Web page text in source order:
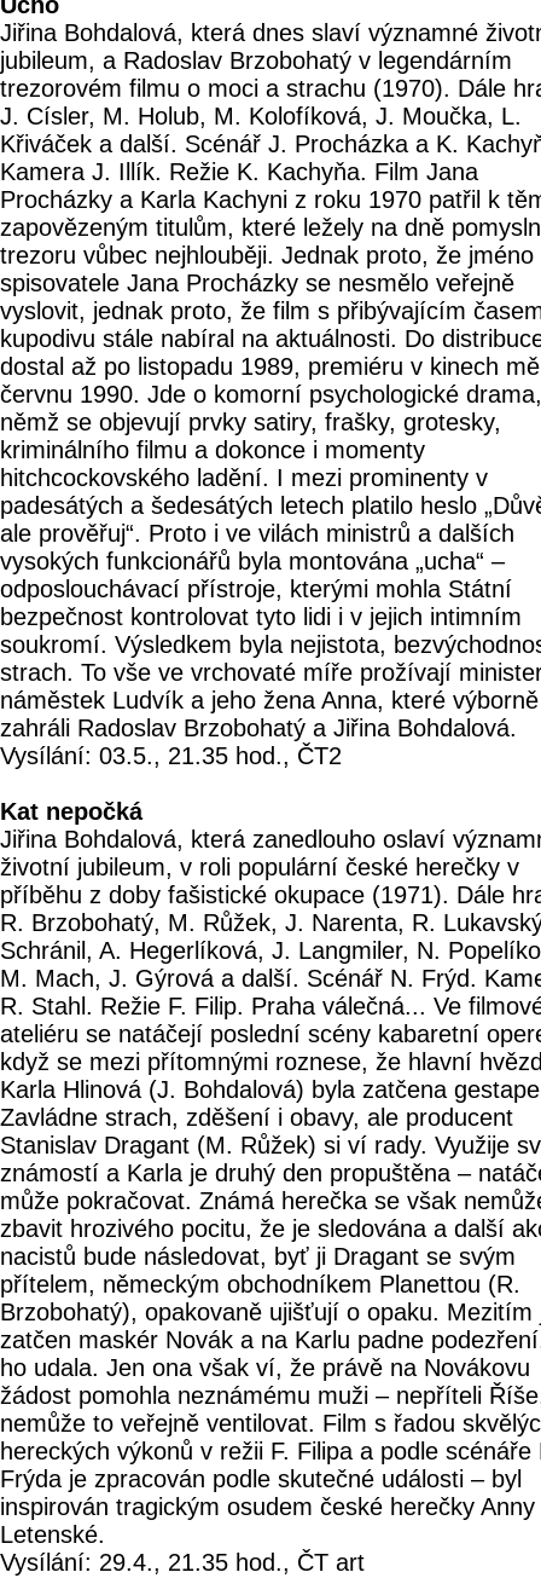
Jiřina Bohdalová, která dnes slaví významné
jubileum, a Radoslav Brzobohatý v legendárním
trezorovém filmu o moci a strachu (1970). Dále
J. Císler, M. Holub, M. Kolofíková, J. Moučka, L.
Křiváček a další. Scénář J. Procházka a K.
Kamera J. Illík. Režie K. Kachyňa. Film Jana
Procházky a Karla Kachyni z roku 1970 patřil k
zapovězeným titulům, které ležely na dně
trezoru vůbec nejhlouběji. Jednak proto, že jméno
spisovatele Jana Procházky se nesmělo veřejně
vyslovit, jednak proto, že film s přibývajícím
kupodivu stále nabíral na aktuálnosti. Do
dostal až po listopadu 1989, premiéru v kinech
červnu 1990. Jde o komorní psychologické
němž se objevují prvky satiry, frašky, grotesky,
kriminálního filmu a dokonce i momenty
hitchcockovského ladění. I mezi prominenty v
padesátých a šedesátých letech platilo heslo
ale prověřuj“. Proto i ve vilách ministrů a dalších
vysokých funkcionářů byla montována „ucha“ –
odposlouchávací přístroje, kterými mohla Státní
bezpečnost kontrolovat tyto lidi i v jejich intimním
soukromí. Výsledkem byla nejistota,
strach. To vše ve vrchovaté míře prožívají
náměstek Ludvík a jeho žena Anna, které výborně
zahráli Radoslav Brzobohatý a Jiřina Bohdalová.
Vysílání: 03.5., 21.35 hod., ČT2
Kat nepočká
Jiřina Bohdalová, která zanedlouho oslaví
životní jubileum, v roli populární české herečky v
příběhu z doby fašistické okupace (1971). Dále
R. Brzobohatý, M. Růžek, J. Narenta, R.
Schránil, A. Hegerlíková, J. Langmiler, N.
M. Mach, J. Gýrová a další. Scénář N. Frýd.
R. Stahl. Režie F. Filip. Praha válečná... Ve
ateliéru se natáčejí poslední scény kabaretní
když se mezi přítomnými roznese, že hlavní
Karla Hlinová (J. Bohdalová) byla zatčena
Zavládne strach, zděšení i obavy, ale producent
Stanislav Dragant (M. Růžek) si ví rady. Využije
známostí a Karla je druhý den propuštěna –
může pokračovat. Známá herečka se však
zbavit hrozivého pocitu, že je sledována a další
nacistů bude následovat, byť ji Dragant se svým
přítelem, německým obchodníkem Planettou (R.
Brzobohatý), opakovaně ujišťují o opaku. Mezitím
zatčen maskér Novák a na Karlu padne
ho udala. Jen ona však ví, že právě na Novákovu
žádost pomohla neznámému muži – nepříteli
nemůže to veřejně ventilovat. Film s řadou
hereckých výkonů v režii F. Filipa a podle scénáře
Frýda je zpracován podle skutečné události – byl
inspirován tragickým osudem české herečky Anny
Letenské.
Vysílání: 29.4., 21.35 hod., ČT art